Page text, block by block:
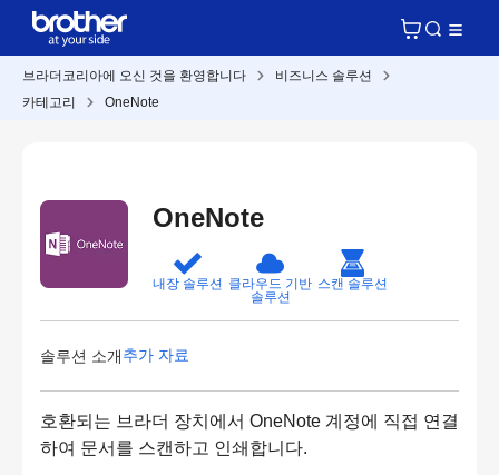
브라더코리아에 오신 것을 환영합니다
비즈니스 솔루션
카테고리
OneNote
OneNote
내장 솔루션 클라우드 기반
솔루션
스캔 솔루션
솔루션 소개추가 자료
호환되는 브라더 장치에서 OneNote 계정에 직접 연결
하여 문서를 스캔하고 인쇄합니다.